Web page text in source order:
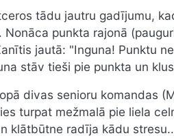
tādu jautru gadījumu,
punkta rajonā
jautā: "Inguna! Punktu
stāv tieši pie punkta un
divas senioru komandas
turpat mežmalā pie liela
klātbūtne radīja kādu